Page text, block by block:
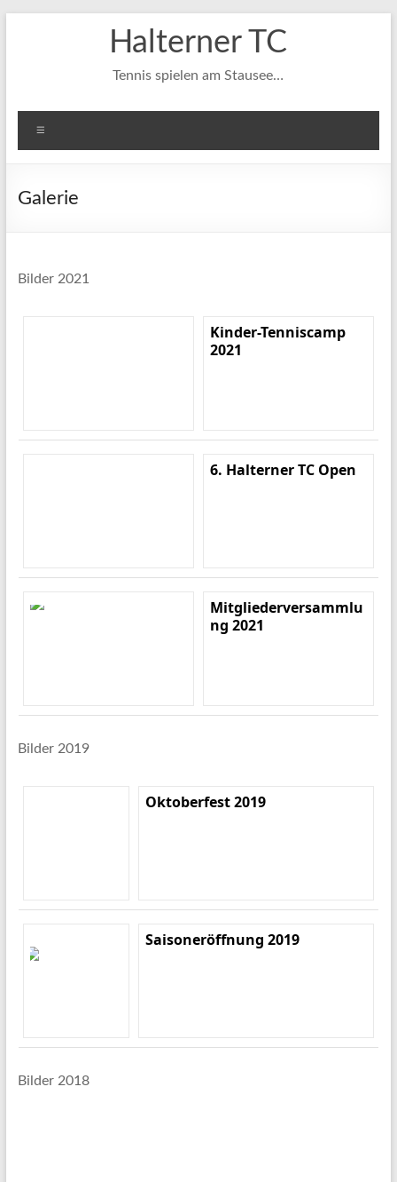
Halterner TC
Tennis spielen am Stausee…
Galerie
Bilder 2021
Kinder-Tenniscamp
2021
6. Halterner TC Open
Mitgliederversammlu
ng 2021
Bilder 2019
Oktoberfest 2019
Saisoneröffnung 2019
Bilder 2018